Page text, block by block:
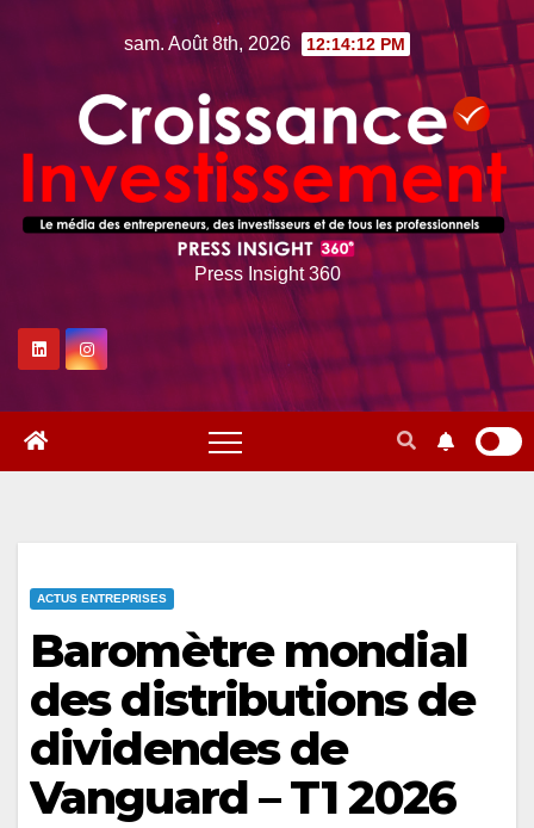
sam. Août 8th, 2026 12:14:13 PM
Press Insight 360
ACTUS ENTREPRISES
Baromètre mondial
des distributions de
dividendes de
Vanguard – T1 2026